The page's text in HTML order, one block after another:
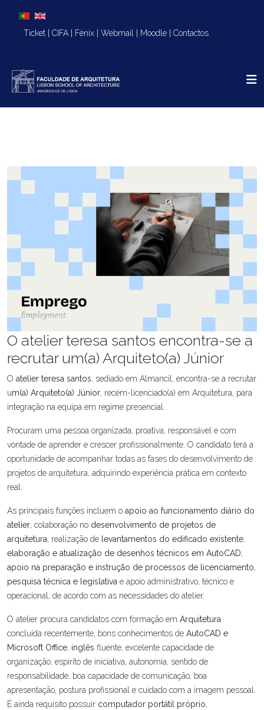
Escolha o seu idioma
Ticket CIFA Fénix Webmail Moodle Contactos
O atelier teresa santos encontra-se a
recrutar um(a) Arquiteto(a) Júnior
O atelier teresa santos, sediado em Almancil, encontra-se a recrutar
um(a) Arquiteto(a) Júnior, recém-licenciado(a) em Arquitetura, para
integração na equipa em regime presencial.
Procuram uma pessoa organizada, proativa, responsável e com
vontade de aprender e crescer profissionalmente. O candidato terá a
oportunidade de acompanhar todas as fases do desenvolvimento de
projetos de arquitetura, adquirindo experiência prática em contexto
real.
As principais funções incluem o apoio ao funcionamento diário do
atelier, colaboração no desenvolvimento de projetos de
arquitetura, realização de levantamentos do edificado existente,
elaboração e atualização de desenhos técnicos em AutoCAD,
apoio na preparação e instrução de processos de licenciamento,
pesquisa técnica e legislativa e apoio administrativo, técnico e
operacional, de acordo com as necessidades do atelier.
O atelier procura candidatos com formação em Arquitetura
concluída recentemente, bons conhecimentos de AutoCAD e
Microsoft Office, inglês fluente, excelente capacidade de
organização, espírito de iniciativa, autonomia, sentido de
responsabilidade, boa capacidade de comunicação, boa
apresentação, postura profissional e cuidado com a imagem pessoal.
É ainda requisito possuir computador portátil próprio,